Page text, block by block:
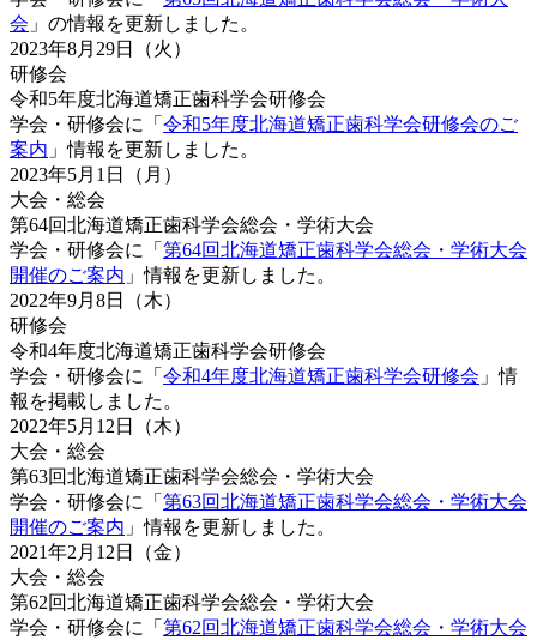
会 」の情報を更新しました。
2023年8月29日（火）
研修会
令和5年度北海道矯正歯科学会研修会
学会・研修会に「 令和5年度北海道矯正歯科学会研修会のご
案内 」情報を更新しました。
2023年5月1日（月）
大会・総会
第64回北海道矯正歯科学会総会・学術大会
学会・研修会に「 第64回北海道矯正歯科学会総会・学術大会
開催のご案内 」情報を更新しました。
2022年9月8日（木）
研修会
令和4年度北海道矯正歯科学会研修会
学会・研修会に「 令和4年度北海道矯正歯科学会研修会 」情
報を掲載しました。
2022年5月12日（木）
大会・総会
第63回北海道矯正歯科学会総会・学術大会
学会・研修会に「 第63回北海道矯正歯科学会総会・学術大会
開催のご案内 」情報を更新しました。
2021年2月12日（金）
大会・総会
第62回北海道矯正歯科学会総会・学術大会
学会・研修会に「 第62回北海道矯正歯科学会総会・学術大会